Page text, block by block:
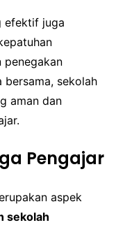
efektif juga
penegakan
bersama, sekolah
aman dan
Pengajar
aspek
sekolah